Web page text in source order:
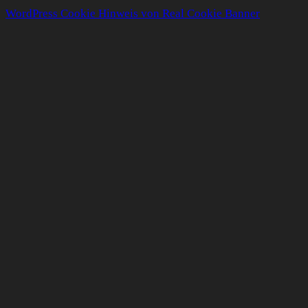
WordPress Cookie Hinweis von Real Cookie Banner